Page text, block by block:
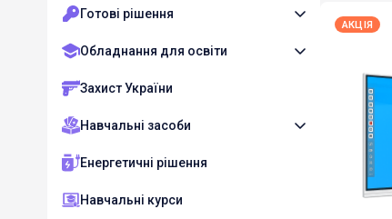
Готові рішення
Обладнання для освіти
Захист України
Навчальні засоби
Енергетичні рішення
Навчальні курси
АКЦІЯ